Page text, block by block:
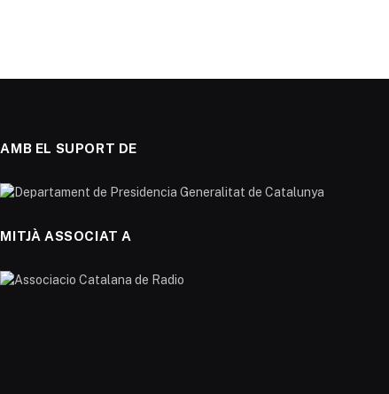
AMB EL SUPORT DE
MITJÀ ASSOCIAT A